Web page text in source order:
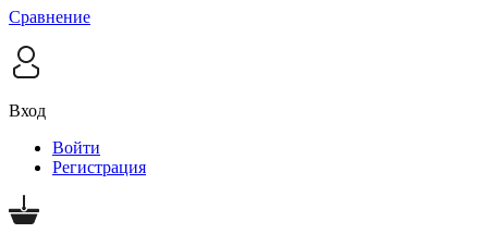
Сравнение
Вход
Войти
Регистрация